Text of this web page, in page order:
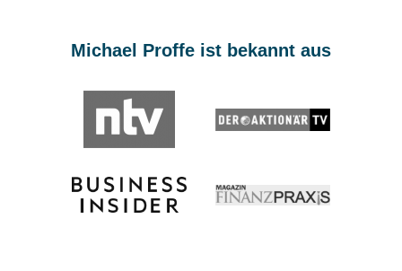
Michael Proffe ist bekannt aus